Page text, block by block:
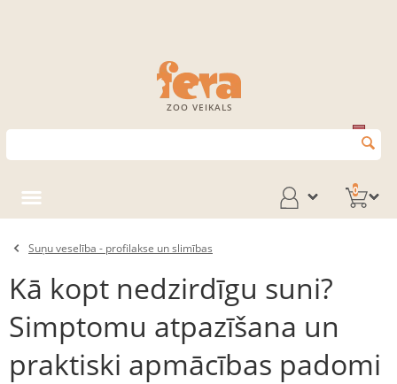
ZOO VEIKALS
0
Suņu veselība - profilakse un slimības
Kā kopt nedzirdīgu suni?
Simptomu atpazīšana un
praktiski apmācības padomi